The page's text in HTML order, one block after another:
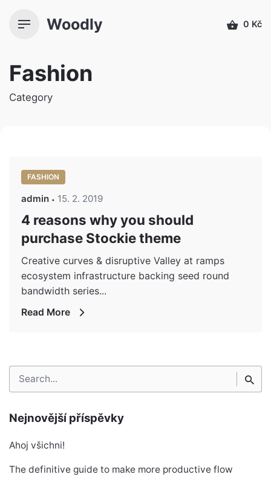
Woodly 0 Kč
Fashion
Category
Search
for
Nejnovější příspěvky
Ahoj všichni!
The definitive guide to make more productive flow
FASHION
admin 15. 2. 2019
4 reasons why you should
purchase Stockie theme
Creative curves & disruptive Valley at ramps
ecosystem infrastructure backing seed round
bandwidth series...
Read More